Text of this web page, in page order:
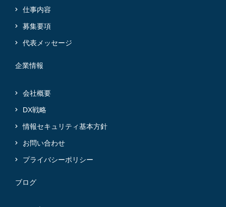
仕事内容
募集要項
代表メッセージ
企業情報
会社概要
DX戦略
情報セキュリティ基本方針
お問い合わせ
プライバシーポリシー
ブログ